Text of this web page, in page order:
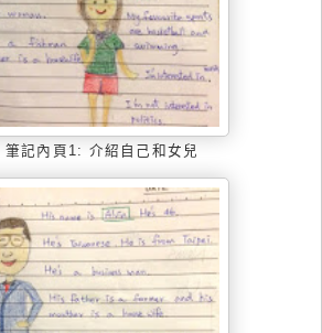
筆記內頁 1: 介紹自己和女兒